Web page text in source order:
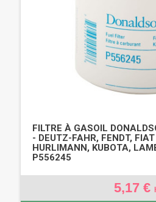
FILTRE À GASOIL
- DEUTZ-FAHR, FENDT,
HURLIMANN, KUBOTA,
P556245
5,17 €